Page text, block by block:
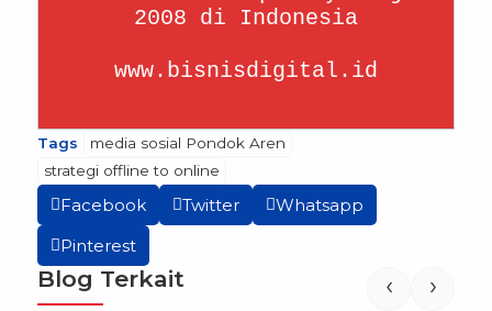
2008 di Indonesia
www.bisnisdigital.id
Tags
media sosial Pondok Aren
strategi offline to online
Facebook Twitter
Whatsapp
Pinterest
Blog Terkait ‹ ›